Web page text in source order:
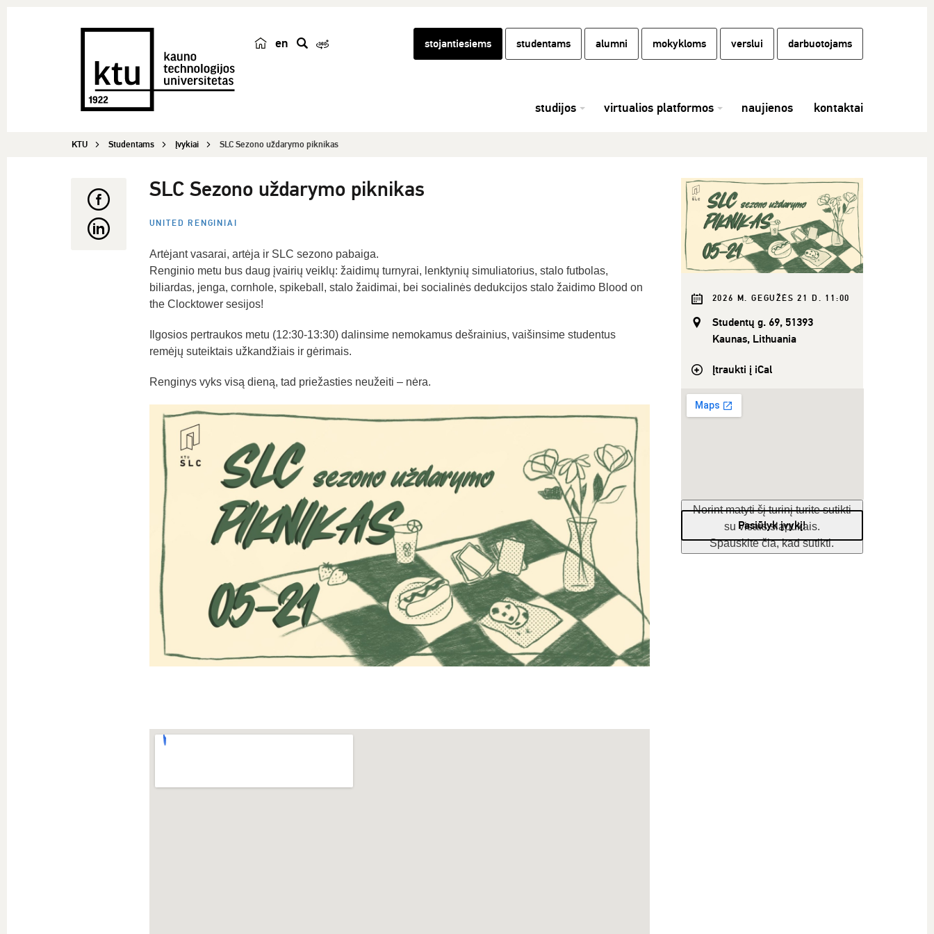
en
k
stojantiesiems studentams alumni mokykloms verslui darbuotojams
studijos virtualios platformos naujienos kontaktai
KTU Studentams Įvykiai SLC Sezono uždarymo piknikas
SLC Sezono uždarymo piknikas
UNITED RENGINIAI
Artėjant vasarai, artėja ir SLC sezono pabaiga.
Renginio metu bus daug įvairių veiklų: žaidimų turnyrai, lenktynių simuliatorius, stalo futbolas,
biliardas, jenga, cornhole, spikeball, stalo žaidimai, bei socialinės dedukcijos stalo žaidimo Blood on
the Clocktower sesijos!
Ilgosios pertraukos metu (12:30-13:30) dalinsime nemokamus dešrainius, vaišinsime studentus
remėjų suteiktais užkandžiais ir gėrimais.
Renginys vyks visą dieną, tad priežasties neužeiti – nėra.
2026 M. GEGUŽĖS 21 D. 11:00
Studentų g. 69, 51393
Kaunas, Lithuania
Įtraukti į iCal
Norint matyti šį turinį turite sutikti
su visais slapukais.
Spauskite čia, kad sutikti.
Pasiūlyk įvykį!